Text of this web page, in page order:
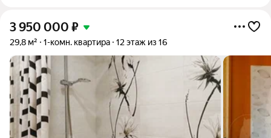
3 950 000 ₽
29,8 м² 1-комн. квартира 12 этаж из 16